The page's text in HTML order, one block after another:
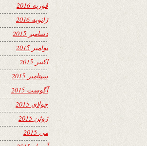
فوریه 2016
ژانویه 2016
دسامبر 2015
نوامبر 2015
اکتبر 2015
سپتامبر 2015
آگوست 2015
جولای 2015
ژوئن 2015
می 2015